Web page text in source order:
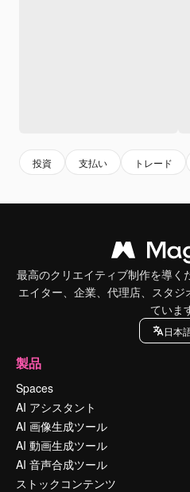
投資 支払い トレード
最高のクリエイティブ制作を導く
エイター、企業、代理店、スタ
ていま
日本
製品
Spaces
AI アシスタント
AI 画像生成ツール
AI 動画生成ツール
AI 音声合成ツール
ストックコンテンツ